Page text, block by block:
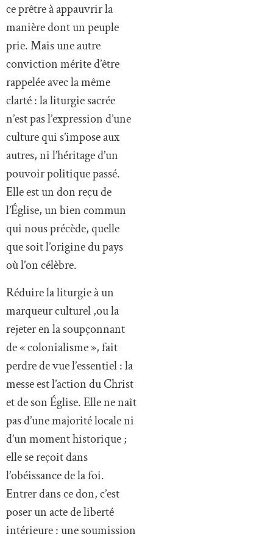
ce prêtre à appauvrir la
manière dont un peuple
prie. Mais une autre
conviction mérite d’être
rappelée avec la même
clarté : la liturgie sacrée
n’est pas l’expression d’une
culture qui s’impose aux
autres, ni l’héritage d’un
pouvoir politique passé.
Elle est un don reçu de
l’Église, un bien commun
qui nous précède, quelle
que soit l’origine du pays
où l’on célèbre.
Réduire la liturgie à un
marqueur culturel ,ou la
rejeter en la soupçonnant
de « colonialisme », fait
perdre de vue l’essentiel : la
messe est l’action du Christ
et de son Église. Elle ne naît
pas d’une majorité locale ni
d’un moment historique ;
elle se reçoit dans
l’obéissance de la foi.
Entrer dans ce don, c’est
poser un acte de liberté
intérieure : une soumission